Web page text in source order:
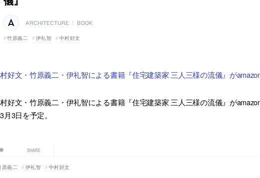
ARCHITECTURE | BOOK
竹原義二 伊礼智 中村好文
好文・竹原義二・伊礼智による書籍『住宅建築家 三人三様の流儀』が
好文・竹原義二・伊礼智による書籍『住宅建築家 三人三様の流儀』が
月3日を予定。
SHARE
原義二 伊礼智 中村好文